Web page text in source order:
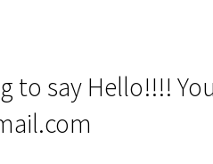
to say Hello!!!!